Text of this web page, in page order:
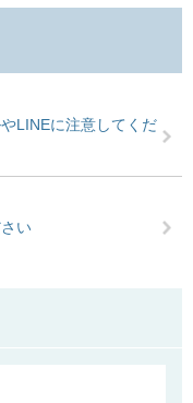
LINEに注意してくだ
い